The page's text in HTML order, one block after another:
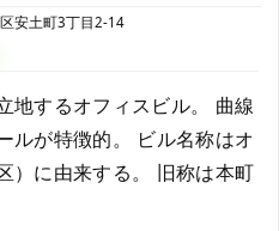
安土町3丁目2-14
地するオフィスビル。 曲線
ルが特徴的。 ビル名称はオ
）に由来する。 旧称は本町